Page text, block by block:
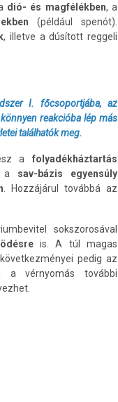
dió- és magfélékben, a
(például spenót).
, illetve a dúsított reggeli
I. főcsoportjába, az
reakcióba lép más
találhatók meg.
a folyadékháztartás
a sav-bázis egyensúly
. Hozzájárul továbbá az
sokszorosával
is. A túl magas
pedig az
vérnyomás további